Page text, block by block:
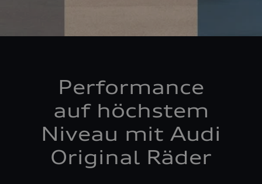
Performance
auf höchstem
Niveau mit Audi
Original Räder